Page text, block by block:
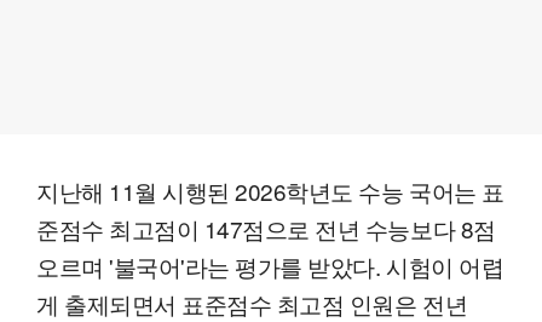
지난해 11월 시행된 2026학년도 수능 국어는 표
준점수 최고점이 147점으로 전년 수능보다 8점
오르며 '불국어'라는 평가를 받았다. 시험이 어렵
게 출제되면서 표준점수 최고점 인원은 전년